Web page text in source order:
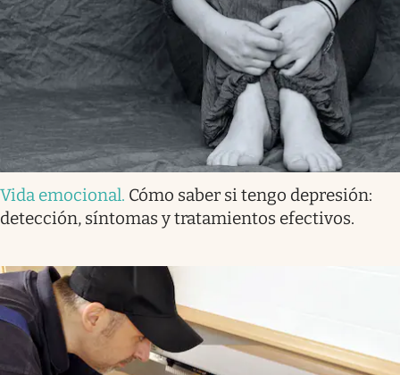
Vida emocional. Cómo saber si tengo depresión:
detección, síntomas y tratamientos efectivos.